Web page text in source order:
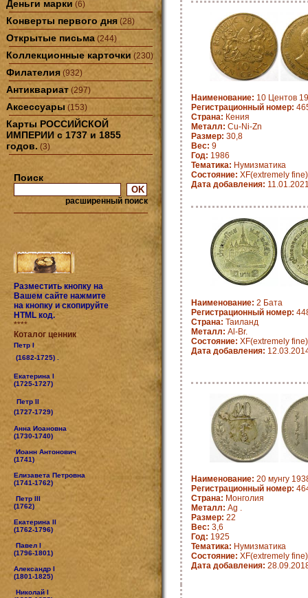
Деньги марки (6)
Конверты первого дня (28)
Открытые письма (244)
Коллекционные карточки (230)
Филателия (932)
Антиквариат (297)
Аксессуары (153)
Карты РОССИЙСКОЙ
ИМПЕРИИ с 1737 и 1855
годов. (3)
Поиск
расширенный поиск
Разместить кнопку на
Вашем сайте нажмите
на кнопку и скопируйте
HTML код.
****
Коталог ценник
Петр I
(1682-1725) .
Екатерина I
(1725-1727)
Петр II
(1727-1729)
Анна Иоановна
(1730-1740)
Иоанн Антонович
(1741)
Елизавета Петровна
(1741-1762)
Петр III
(1762)
Екатерина II
(1762-1796)
Павел I
(1796-1801)
Александр I
(1801-1825)
Николай I
Наименование: 10 Центов
Регистрационный номер:
Страна: Кения
Металл: Cu-Ni-Zn
Размер: 30,8
Вес: 9
Год: 1986
Тематика: Нумизматика
Состояние: XF(extremely fine)
Дата добавления:
Наименование: 2 Бата
Регистрационный номер:
Страна: Таиланд
Металл: Al-Br.
Состояние: XF(extremely fine)
Дата добавления:
Наименование: 20 мунгу
Регистрационный номер:
Страна: Монголия
Металл: Ag .
Размер: 22
Вес: 3,6
Год: 1925
Тематика: Нумизматика
Состояние: XF(extremely fine)
Дата добавления: